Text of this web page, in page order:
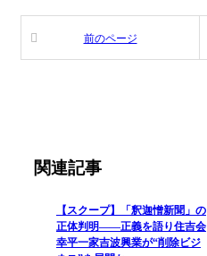
前のページ
関連記事
【スクープ】「釈迦憎新聞」の
正体判明――正義を語り住吉会
幸平一家吉波興業が“削除ビジ